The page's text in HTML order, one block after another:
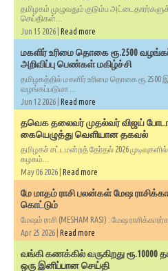
தமிழகம் முழுவதும் குடும்ப
செய்திகள்...
Jun 15 2026 | Read more
மகளிர் உரிமை தொகை ரூ.2500
அறிவிப்பு பெண்கள் மகிழ்ச்சி
தமிழகத்தில் மகளிர் உரிமை தொகை ரூ.2500
வழங்கப்படுமா ...
Jun 12 2026 | Read more
தவெக தலைவர் முதல்வர் விஜய்
கையெழுத்து வெளியான தகவல்
தமிழகச் சட்டமன்றத் தேர்தல் 2026
கழகம்...
May 06 2026 | Read more
மே மாதம் ராசி பலன்கள் மேஷ
கொட்டும்
மேஷம் ராசி (MESHAM RASI) : மேஷ
Apr 25 2026 | Read more
வங்கி கணக்கில் வருகிறது ரூ.10000
ஒரு இனிப்பான செய்தி